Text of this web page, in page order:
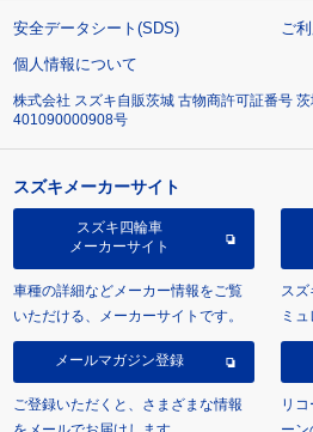
安全データシート(SDS)
ご
個人情報について
株式会社 スズキ自販茨城 古物商許可証番号
401090000908号
スズキメーカーサイト
スズキ四輪車
メーカーサイト
車種の詳細などメーカー情報をご覧
いただける、メーカーサイトです。
ス
ミ
メールマガジン登録
ご登録いただくと、さまざまな情報
リ